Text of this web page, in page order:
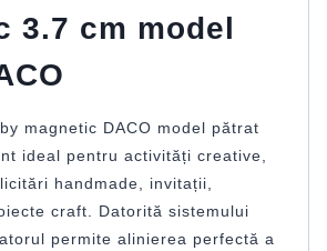
3.7 cm model
magnetic DACO model pătrat
ideal pentru activități creative,
handmade, invitații,
craft. Datorită sistemului
permite alinierea perfectă a